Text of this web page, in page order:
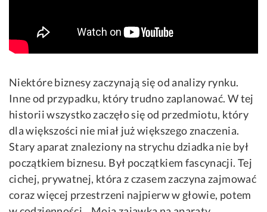
Niektóre biznesy zaczynają się od analizy rynku.
Inne od przypadku, który trudno zaplanować. W tej
historii wszystko zaczęło się od przedmiotu, który
dla większości nie miał już większego znaczenia.
Stary aparat znaleziony na strychu dziadka nie był
początkiem biznesu. Był początkiem fascynacji. Tej
cichej, prywatnej, która z czasem zaczyna zajmować
coraz więcej przestrzeni najpierw w głowie, potem